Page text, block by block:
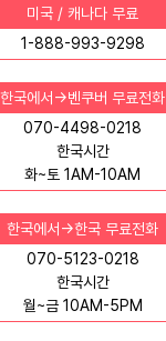
미국 / 캐나다 무료
1-888-993-9298
한국에서->벤쿠버 무료전화
070-4498-0218
한국시간
화~토 1AM-10AM
한국에서->한국 무료전화
070-5123-0218
한국시간
월~금 10AM-5PM